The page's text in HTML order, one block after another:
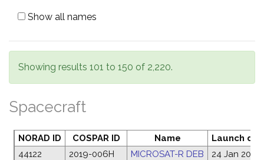
Show all names
Showing results 101 to 150 of 2,220.
Spacecraft
NORAD ID COSPAR ID Name
Launch
44122
2019-006H MICROSAT-R DEB
24 Jan 2019